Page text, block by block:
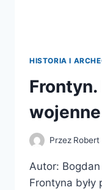
HISTORIA I
wojenne
Przez Robert
Autor:
Frontyna